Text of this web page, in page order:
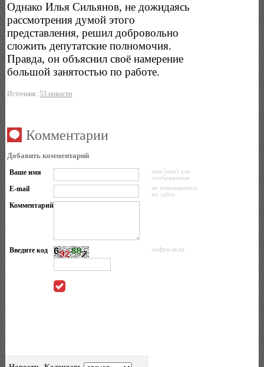
Однако Илья Сильянов, не дожидаясь
рассмотрения думой этого
представления, решил добровольно
сложить депутатские полномочия.
Правда, он объяснил своё намерение
большой занятостью по работе.
Источник:53 новости
Комментарии
Добавить комментарий
Ваше имя
имя (ник) для
отображения
E-mail
не показывается
на сайте
Комментарий
Введите код цифры кода